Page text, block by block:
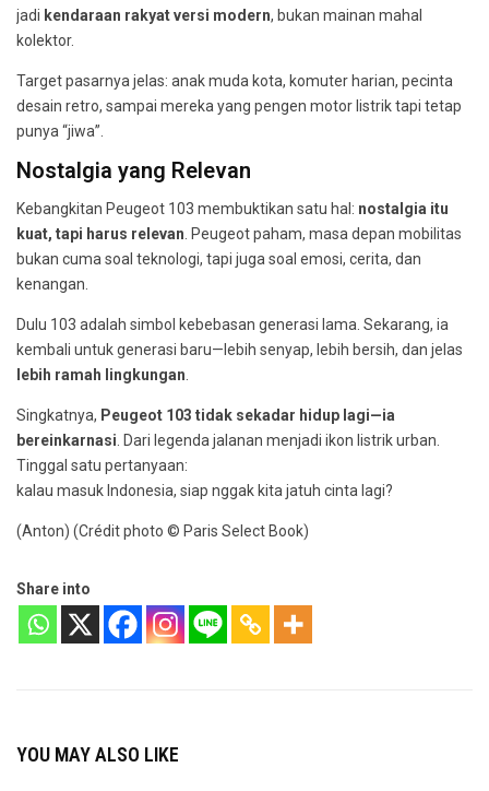
jadi kendaraan rakyat versi modern, bukan mainan mahal
kolektor.
Target pasarnya jelas: anak muda kota, komuter harian, pecinta
desain retro, sampai mereka yang pengen motor listrik tapi tetap
punya “jiwa”.
Nostalgia yang Relevan
Kebangkitan Peugeot 103 membuktikan satu hal: nostalgia itu
kuat, tapi harus relevan . Peugeot paham, masa depan mobilitas
bukan cuma soal teknologi, tapi juga soal emosi, cerita, dan
kenangan.
Dulu 103 adalah simbol kebebasan generasi lama. Sekarang, ia
kembali untuk generasi baru—lebih senyap, lebih bersih, dan jelas
lebih ramah lingkungan
Singkatnya, Peugeot 103 tidak sekadar hidup lagi—ia
bereinkarnasi . Dari legenda jalanan menjadi ikon listrik urban.
Tinggal satu pertanyaan:
kalau masuk Indonesia, siap nggak kita jatuh cinta lagi?
(Anton) (Crédit photo © Paris Select Book)
Share into
YOU MAY ALSO LIKE